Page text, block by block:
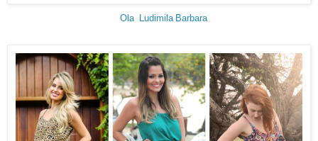
Ola Ludimila Barbara